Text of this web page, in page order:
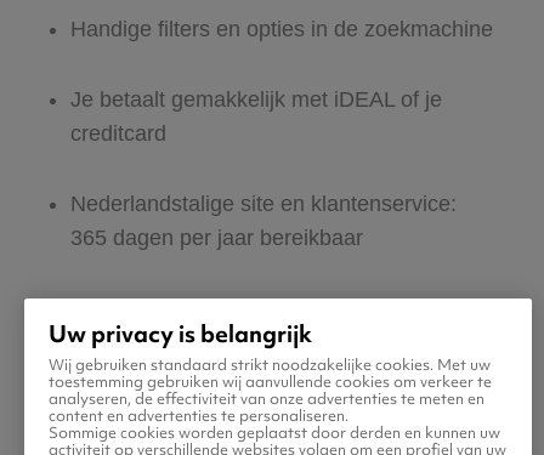
Handige filters en opties in de zoekmachine
Je betaalt gemakkelijk met iDEAL of je
creditcard
Nederlandstalige site en klantenservice:
365 dagen per jaar bereikbaar
Boek ook direct een hotel of huurauto voor
in Naha
Uw privacy is belangrijk
Wij gebruiken standaard strikt noodzakelijke cookies. Met uw
toestemming gebruiken wij aanvullende cookies om verkeer te
analyseren, de effectiviteit van onze advertenties te meten en
content en advertenties te personaliseren.
Sommige cookies worden geplaatst door derden en kunnen uw
activiteit op verschillende websites volgen om een profiel van uw